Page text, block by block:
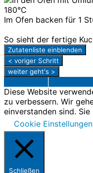
180°C
Im Ofen backen für 1
So sieht der fertige
Zutatenliste einblenden
< voriger Schritt
weiter geht's >
Diese Website
zu verbessern. Wir
einverstanden sind.
Cookie Einstellungen
Schließen